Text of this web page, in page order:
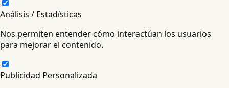
Análisis / Estadísticas
Nos permiten entender cómo interactúan los usuarios
para mejorar el contenido.
Publicidad Personalizada